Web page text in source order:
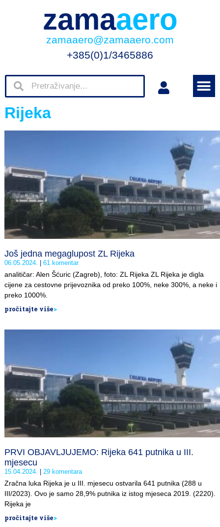
zamaaero
zamaaero@zamaaero.com
+385(0)1/3465886
Rijeka
Još jedna megaglupost ZL Rijeka
06.05.2024. 61 komentar
analitičar: Alen Šćuric (Zagreb), foto: ZL Rijeka ZL Rijeka je digla
cijene za cestovne prijevoznika od preko 100%, neke 300%, a neke i
preko 1000%.
pročitajte više>
PRVI OBJAVLJUJEMO: Rijeka 641 putnika u III.
mjesecu
15.04.2024. 29 komentara
Zračna luka Rijeka je u III. mjesecu ostvarila 641 putnika (288 u
III/2023). Ovo je samo 28,9% putnika iz istog mjeseca 2019. (2220).
Rijeka je
pročitajte više>